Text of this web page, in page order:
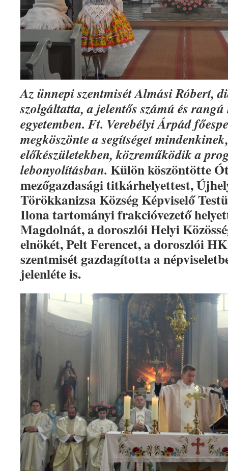
Az ünnepi szentmisét Almási Róbert,
szolgáltatta, a jelentős számú és
egyetemben. Ft. Verebélyi Árpád
megköszönte a segítséget
előkészületekben, közreműködik a
lebonyolításban. Külön köszöntötte
mezőgazdasági titkárhelyettest,
Törökkanizsa Község Képviselő
Ilona tartományi frakcióvezető
Magdolnát, a doroszlói Helyi
elnökét, Pelt Ferencet, a doroszlói
szentmisét gazdagította a
jelenléte is.